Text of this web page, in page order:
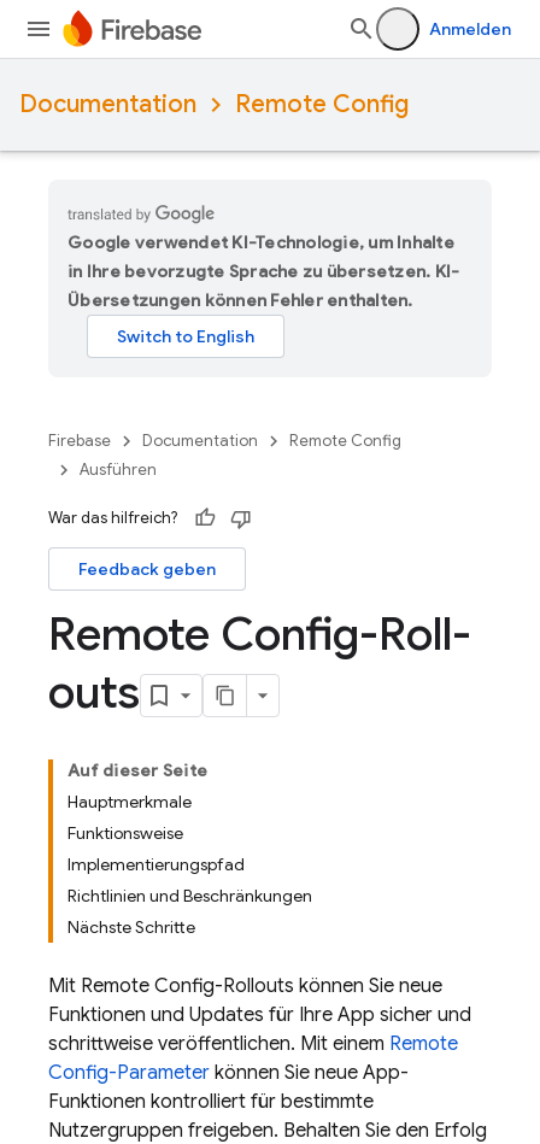
Anmelden
Documentation Remote Config
Google verwendet KI-Technologie, um Inhalte
in Ihre bevorzugte Sprache zu übersetzen. KI-
Übersetzungen können Fehler enthalten.
Firebase Documentation
Remote Config
Ausführen
War das hilfreich?
Feedback geben
Remote Config-Roll-
outs
Auf dieser Seite
Hauptmerkmale
Funktionsweise
Implementierungspfad
Richtlinien und Beschränkungen
Nächste Schritte
Mit Remote Config-Rollouts können Sie neue
Funktionen und Updates für Ihre App sicher und
schrittweise veröffentlichen. Mit einem Remote
Config-Parameter können Sie neue App-
Funktionen kontrolliert für bestimmte
Nutzergruppen freigeben. Behalten Sie den Erfolg